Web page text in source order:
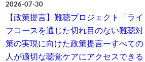
2026-07-30
【政策提言】難聴プロジェクト「ライ
フコースを通じた切れ目のない難聴対
策の実現に向けた政策提言ーすべての
人が適切な聴覚ケアにアクセスできる